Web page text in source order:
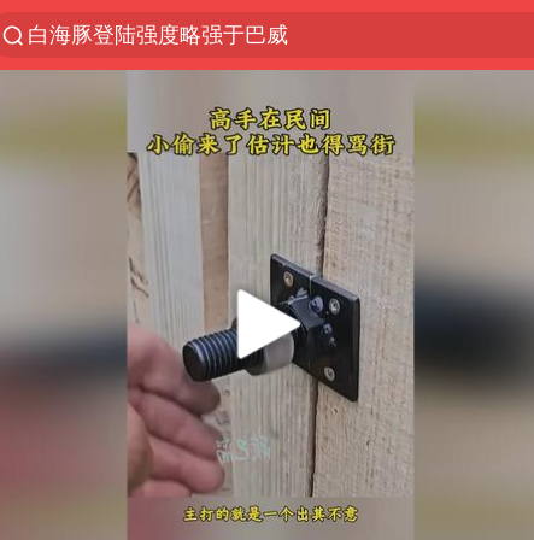
白海豚登陆强度略强于巴威
上半年我国经营主体结构持续优化
《披荆斩棘2026》阵容官宣
浙江省委书记：该停下的坚决停下来
杭州机场已取消航班388架次
中国籍豪华游艇富商之子在泰国被杀
上海中心千吨“镇楼神器”摆动明显
白海豚北上或致京津冀暴雨
看完所有石窟需2000元？景区回应
10余省份将出现强风雨 局地特大暴雨
广西公开征集涉黑涉恶犯罪线索